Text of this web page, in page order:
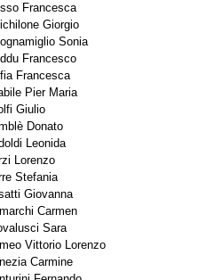
Francesca
Giorgio
Sonia
Francesco
Francesca
Pier Maria
Giulio
Donato
Leonida
Lorenzo
Stefania
Giovanna
Carmen
Sara
Vittorio Lorenzo
Carmine